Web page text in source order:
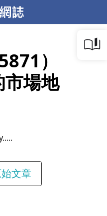
）
場地
文章